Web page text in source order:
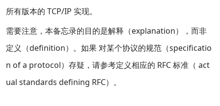
所有版本的 TCP/IP 实现。
需要注意，本备忘录的目的是解释（explanation），而非
定义（definition）。如果 对某个协议的规范（specificatio
n of a protocol）存疑，请参考定义相应的 RFC 标准（ act
ual standards defining RFC）。